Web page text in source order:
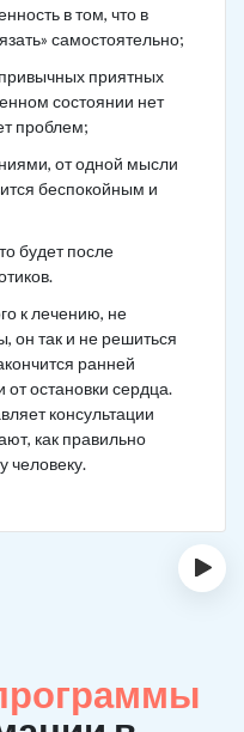
в том, что в
самостоятельно;
приятных
состоянии нет
проблем;
от одной мысли
беспокойным и
будет после
к лечению, не
он так и не решиться
ранней
остановки сердца.
консультации
как правильно
человеку.
›